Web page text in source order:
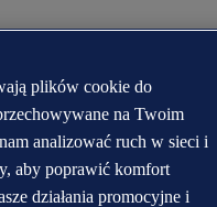
plików cookie do
na Twoim
analizować ruch w sieci i
aby poprawić komfort
działania promocyjne i